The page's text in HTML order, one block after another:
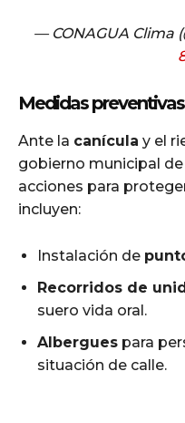
— CONAGUA Clima
Medidas
Ante la canícula y el
gobierno municipal
acciones para
incluyen:
Instalación de
Recorridos de
suero vida oral.
Albergues para
situación de calle.